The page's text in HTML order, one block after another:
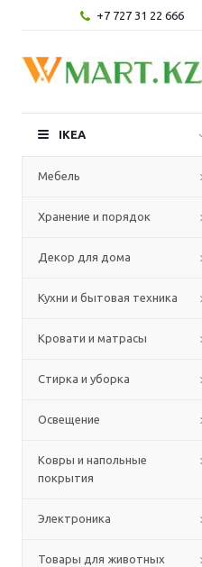
+7 727 31 22 666
IKEA
Мебель
Хранение и порядок
Декор для дома
Кухни и бытовая техника
Кровати и матрасы
Стирка и уборка
Освещение
Ковры и напольные
покрытия
Электроника
Товары для животных